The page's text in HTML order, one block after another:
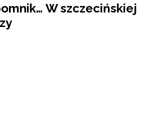
W szczecińskiej